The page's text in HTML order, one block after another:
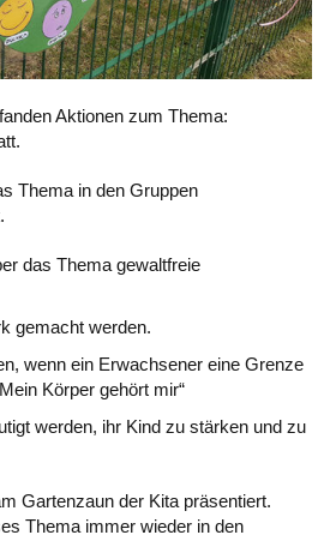
Aktionen zum Thema:
Thema in den Gruppen
das Thema gewaltfreie
gemacht werden.
wenn ein Erwachsener eine Grenze
Körper gehört mir“
werden, ihr Kind zu stärken und zu
Gartenzaun der Kita präsentiert.
Thema immer wieder in den